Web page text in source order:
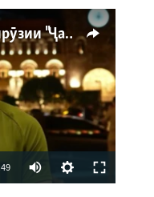
Ҳаводории арманиҳо аз пирӯзии "Ҷаллод"-и тоҷик